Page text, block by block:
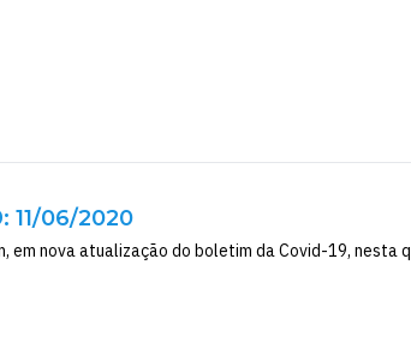
11/06/2020
em nova atualização do boletim da Covid-19, nesta